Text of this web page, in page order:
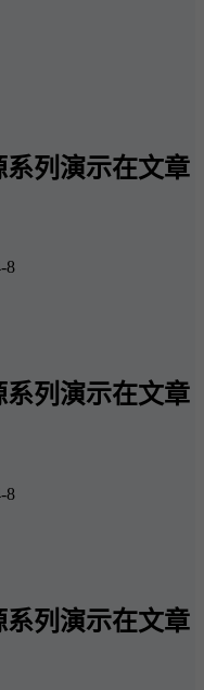
列演示在文章
8
列演示在文章
8
列演示在文章